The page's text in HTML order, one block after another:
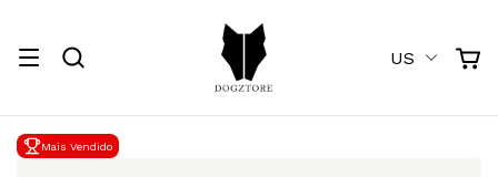
US
Mais Vendido